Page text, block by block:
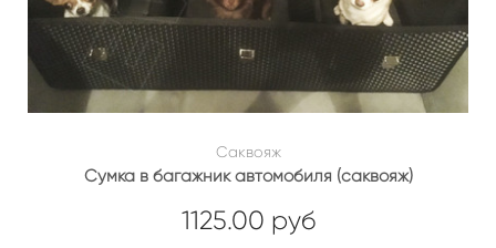
Саквояж
Сумка в багажник автомобиля (саквояж)
1125.00 руб